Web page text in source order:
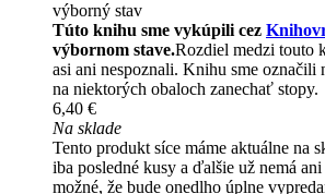
výborný stav
Túto knihu sme vykúpili cez
výbornom stave.Rozdiel medzi touto
asi ani nespoznali. Knihu sme označili
na niektorých obaloch zanechať stopy.
6,40 €
Na sklade
Tento produkt síce máme aktuálne na
iba posledné kusy a ďalšie už nemá
možné, že bude onedlho úplne